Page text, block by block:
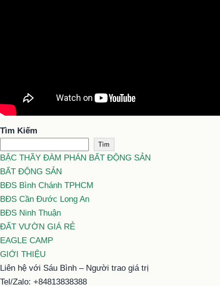
Tìm Kiếm
Tìm
BẬC THẦY ĐÀM PHÁN BẤT ĐỘNG SẢN
BẤT ĐỘNG SẢN
BĐS Bình Chánh TPHCM
BĐS Cần Đước Long An
BĐS Ninh Thuận
ĐẤT VƯỜN GIÁ RẺ
EAGLE CAMP
GIỚI THIỆU
Liên hệ với Sáu Bình – Người trao giá trị
Tel/Zalo: +84813838388